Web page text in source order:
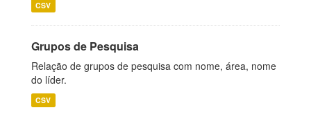
CSV
Grupos de Pesquisa
Relação de grupos de pesquisa com nome, área, nome
do líder.
CSV